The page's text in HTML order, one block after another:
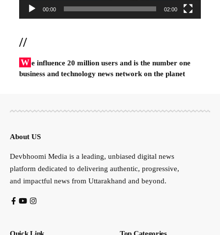
00:00 02:00
//
W e influence 20 million users and is the number one
business and technology news network on the planet
About US
Devbhoomi Media is a leading, unbiased digital news
platform dedicated to delivering authentic, progressive,
and impactful news from Uttarakhand and beyond.